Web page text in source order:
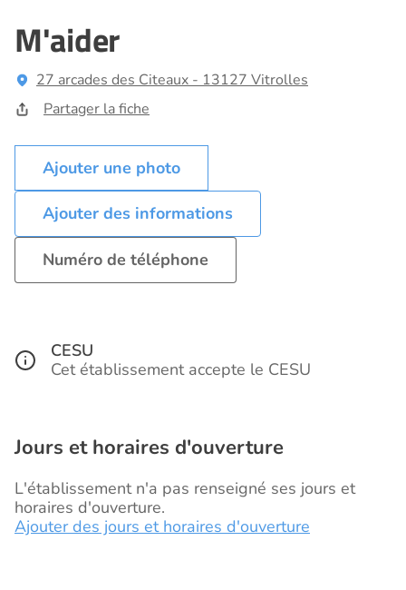
M'aider
27 arcades des Citeaux - 13127 Vitrolles
Partager la fiche
Ajouter des informations
Numéro de téléphone
CESU
Cet établissement accepte le CESU
Jours et horaires d'ouverture
L'établissement n'a pas renseigné ses jours et
horaires d'ouverture.
Ajouter des jours et horaires d'ouverture